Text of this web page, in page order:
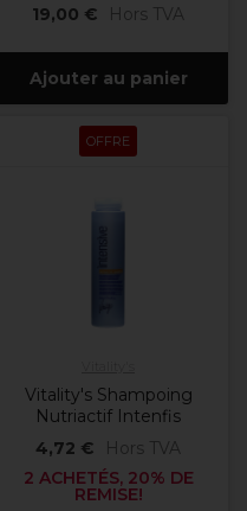
19,00 € Hors TVA
Ajouter au panier
OFFRE
Vitality's Shampoing
Nutriactif Intenfis
4,72 €
Hors TVA
2 ACHETÉS, 20% DE
REMISE!